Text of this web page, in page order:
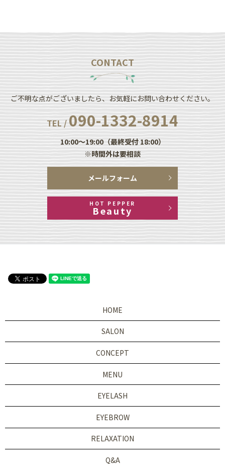
CONTACT
ご不明な点がございましたら、お気軽にお問い合わせください。
TEL /090-1332-8914
10:00～19:00（最終受付 18:00）
※時間外は要相談
メールフォーム
HOT PEPPER
Beauty
HOME
SALON
CONCEPT
MENU
EYELASH
EYEBROW
RELAXATION
Q&A